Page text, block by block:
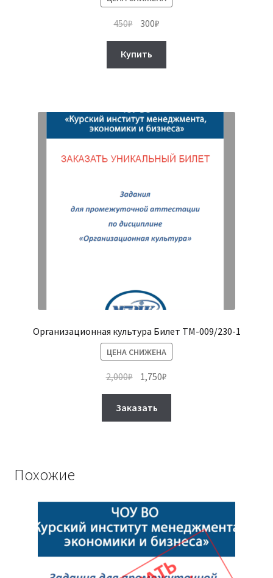
450₽ Первоначальная
цена
составляла
450₽.
300₽
цена:
Купить
Организационная культура Билет ТМ-009/230-1
ЦЕНА СНИЖЕНА
2,000₽ Первоначальная
цена
составляла
2,000₽.
1,750₽
цена:
Заказать
на
странице
товара.
Похожие